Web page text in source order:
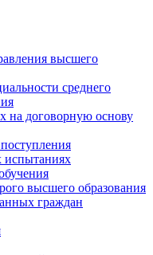
высшего
среднего
на договорную основу
испытаниях
высшего образования
граждан